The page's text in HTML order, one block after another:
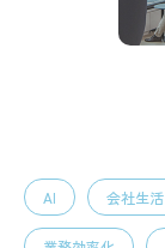
AI 会社生活